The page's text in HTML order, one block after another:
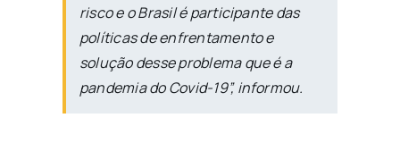
risco e o Brasil é participante das
políticas de enfrentamento e
solução desse problema que é a
pandemia do Covid-19”, informou.